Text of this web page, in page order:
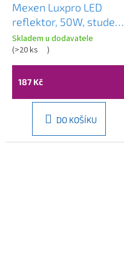
Mexen Luxpro LED
reflektor, 50W, studená
- 6500K, 4500 lm, černá
- L230-050-65-70
Skladem u dodavatele
(>20 ks )
187 Kč
DO KOŠÍKU